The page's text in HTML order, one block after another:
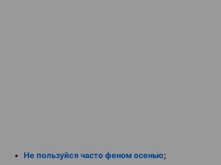
Не пользуйся часто феном осенью;